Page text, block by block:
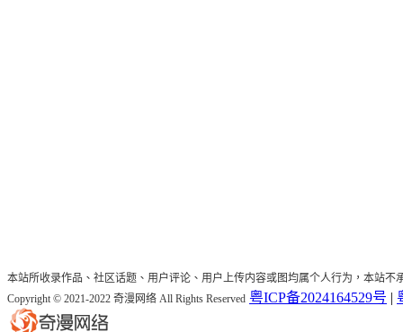
本站所收录作品、社区话题、用户评论、用户上传内容或图均属个人行为，本站不
Copyright © 2021-2022 奇漫网络 All Rights Reserved 粤ICP备2024164529号 |